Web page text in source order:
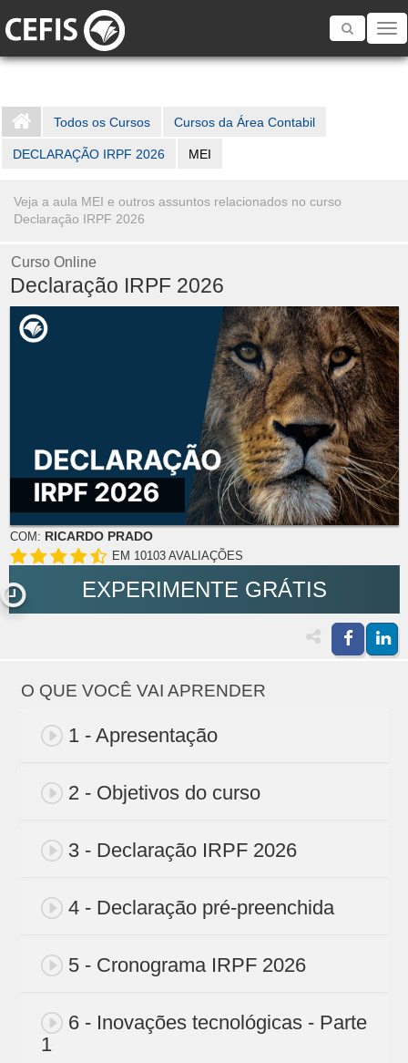
Toggle
Todos os Cursos Cursos da Área Contabil
DECLARAÇÃO IRPF 2026 MEI
Veja a aula MEI e outros assuntos relacionados no curso
Declaração IRPF 2026
Curso Online
Declaração IRPF 2026
COM: RICARDO PRADO
EM 10103 AVALIAÇÕES
EXPERIMENTE GRÁTIS
O QUE VOCÊ VAI APRENDER
1 - Apresentação
2 - Objetivos do curso
3 - Declaração IRPF 2026
4 - Declaração pré-preenchida
5 - Cronograma IRPF 2026
6 - Inovações tecnológicas - Parte
1